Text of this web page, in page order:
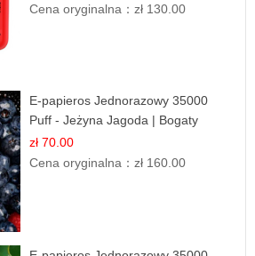
Cena oryginalna：zł 130.00
E-papieros Jednorazowy 35000
Puff - Jeżyna Jagoda | Bogaty
Smak Leśnych Owoców
zł 70.00
Cena oryginalna：zł 160.00